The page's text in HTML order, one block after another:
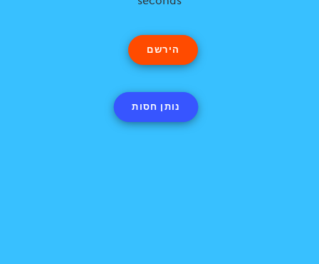
התחברות
עברית
הירשם
נותן חסות